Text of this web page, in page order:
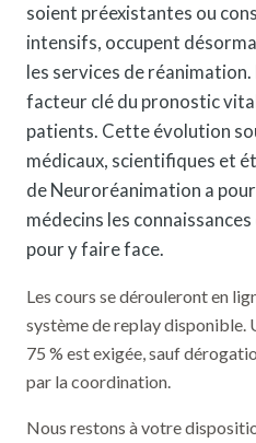
soient préexistantes ou
intensifs, occupent
les services de
facteur clé du pronostic
patients. Cette évolution
médicaux, scientifiques et
de Neuroréanimation a
médecins les
pour y faire face.
Les cours se dérouleront en
système de replay disponible.
75 % est exigée, sauf
par la coordination.
Nous restons à votre